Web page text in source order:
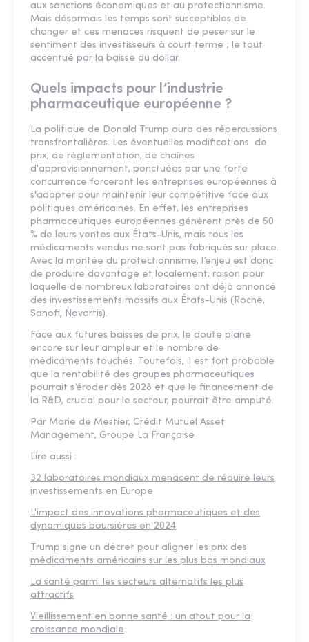
aux sanctions économiques et au protectionnisme.
Mais désormais les temps sont susceptibles de
changer et ces menaces risquent de peser sur le
sentiment des investisseurs à court terme ; le tout
accentué par la baisse du dollar.
Quels impacts pour l’industrie
pharmaceutique européenne ?
La politique de Donald Trump aura des répercussions
transfrontalières. Les éventuelles modifications de
prix, de réglementation, de chaînes
d'approvisionnement, ponctuées par une forte
concurrence forceront les entreprises européennes à
s'adapter pour maintenir leur compétitive face aux
politiques américaines. En effet, les entreprises
pharmaceutiques européennes génèrent près de 50
% de leurs ventes aux États-Unis, mais tous les
médicaments vendus ne sont pas fabriqués sur place.
Avec la montée du protectionnisme, l’enjeu est donc
de produire davantage et localement, raison pour
laquelle de nombreux laboratoires ont déjà annoncé
des investissements massifs aux États-Unis (Roche,
Sanofi, Novartis).
Face aux futures baisses de prix, le doute plane
encore sur leur ampleur et le nombre de
médicaments touchés. Toutefois, il est fort probable
que la rentabilité des groupes pharmaceutiques
pourrait s’éroder dès 2028 et que le financement de
la R&D, crucial pour le secteur, pourrait être amputé.
Par Marie de Mestier, Crédit Mutuel Asset
Management, Groupe La Française
Lire aussi :
32 laboratoires mondiaux menacent de réduire leurs
investissements en Europe
L'impact des innovations pharmaceutiques et des
dynamiques boursières en 2024
Trump signe un décret pour aligner les prix des
médicaments américains sur les plus bas mondiaux
La santé parmi les secteurs alternatifs les plus
attractifs
Vieillissement en bonne santé : un atout pour la
croissance mondiale